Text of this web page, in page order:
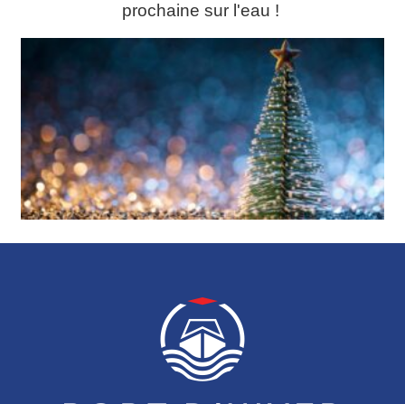
prochaine sur l'eau !